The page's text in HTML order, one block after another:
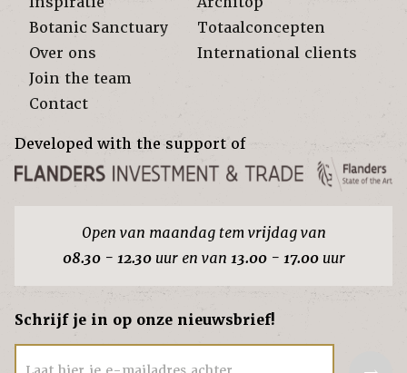
Botanic Sanctuary
Over ons
Join the team
Contact
Totaalconcepten
International clients
Developed with the support of
Open van maandag tem vrijdag van
08.30 - 12.30uur en van 13.00 - 17.00uur
Schrijf je in op onze nieuwsbrief!